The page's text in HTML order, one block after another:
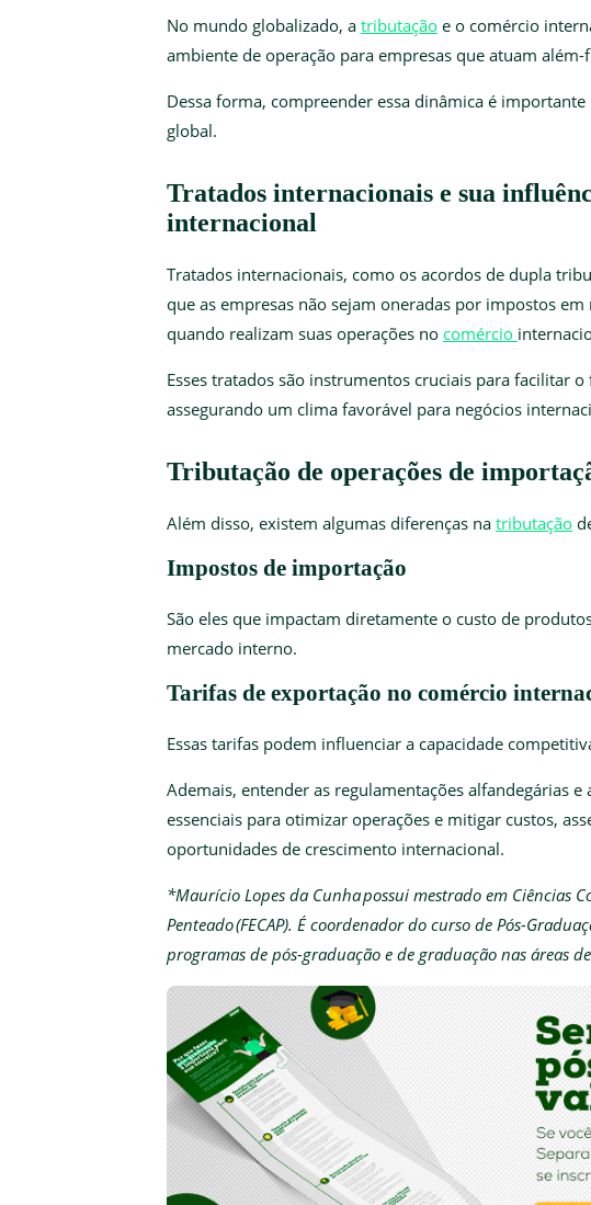
No mundo globalizado, a tributação e o comércio
ambiente de operação para empresas que atuam além-
Dessa forma, compreender essa dinâmica é
global.
Tratados internacionais e sua
internacional
Tratados internacionais, como os acordos de dupla
que as empresas não sejam oneradas por impostos
quando realizam suas operações no comércio
Esses tratados são instrumentos cruciais para facilitar
assegurando um clima favorável para negócios
Tributação de operações de
Além disso, existem algumas diferenças na tributação
Impostos de importação
São eles que impactam diretamente o custo de
mercado interno.
Tarifas de exportação no comércio
Essas tarifas podem influenciar a capacidade
Ademais, entender as regulamentações alfandegárias
essenciais para otimizar operações e mitigar custos,
oportunidades de crescimento internacional.
*Maurício Lopes da Cunha possui mestrado em Ciências
Penteado (FECAP). É coordenador do curso de Pós-
programas de pós-graduação e de graduação nas áreas